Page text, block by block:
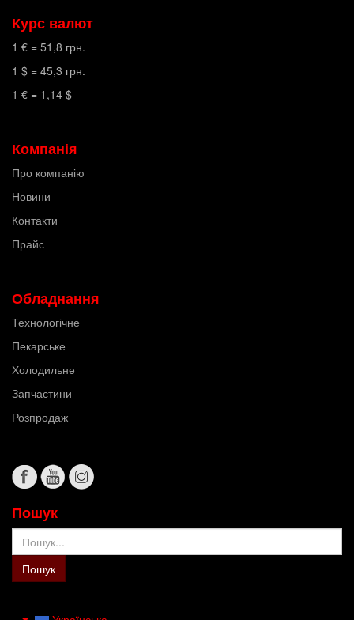
Курс валют
1 € = 51,8 грн.
1 $ = 45,3 грн.
1 € = 1,14 $
Компанія
Про компанію
Новини
Контакти
Прайс
Обладнання
Технологічне
Пекарське
Холодильне
Запчастини
Розпродаж
Пошук
Пошук
Пошук